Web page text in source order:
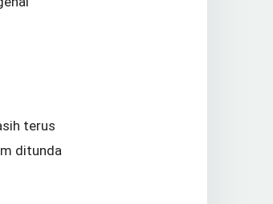
terus
ditunda